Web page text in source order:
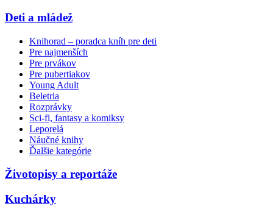
Deti a mládež
Knihorad – poradca kníh pre deti
Pre najmenších
Pre prvákov
Pre pubertiakov
Young Adult
Beletria
Rozprávky
Sci-fi, fantasy a komiksy
Leporelá
Náučné knihy
Ďalšie kategórie
Životopisy a reportáže
Kuchárky